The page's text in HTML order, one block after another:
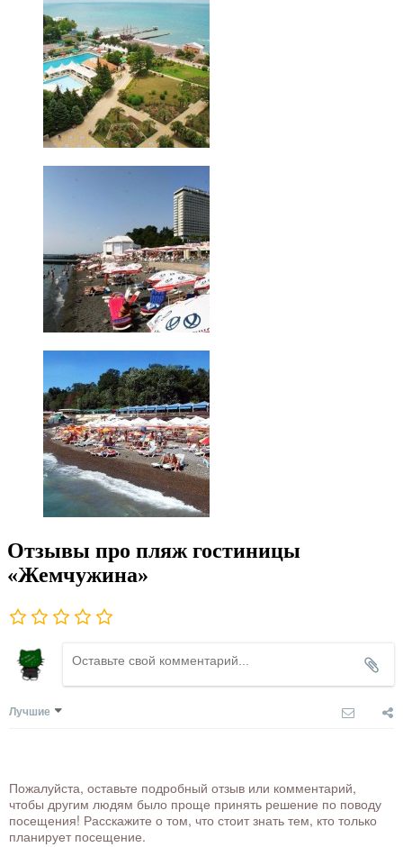
Отзывы про пляж гостиницы
«Жемчужина»
Лучшие
Пожалуйста, оставьте подробный отзыв или комментарий,
чтобы другим людям было проще принять решение по поводу
посещения! Расскажите о том, что стоит знать тем, кто только
планирует посещение.